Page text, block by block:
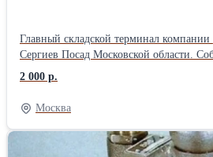
Главный складской терминал компании
Сергиев Посад Московской области.
производства расположены в городе
на Дону, Ярославле. ООО «Велес Групп» специализируется на
производстве РТИ и ПВХ изделий для
промышленности, строительства и
Компания является дистрибутором как
“Курскрезинотехника”, “Ярославль-
2 000 р.
Москва